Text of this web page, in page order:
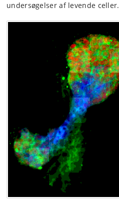
undersøgelser af levende celler.